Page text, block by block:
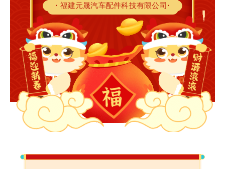
· 福建元晟汽车配件科技有限公司·